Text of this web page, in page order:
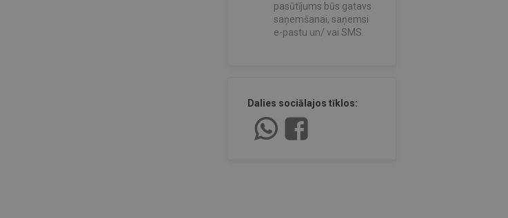
pasūtījums būs gatavs
saņemšanai, saņemsi
e-pastu un/ vai SMS.
Dalies sociālajos tīklos: